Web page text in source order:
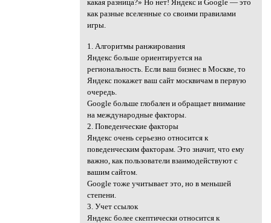
какая разница?» Но нет! Яндекс и Google — это
как разные вселенные со своими правилами
игры.
1. Алгоритмы ранжирования
Яндекс больше ориентируется на
региональность. Если ваш бизнес в Москве, то
Яндекс покажет ваш сайт москвичам в первую
очередь.
Google больше глобален и обращает внимание
на международные факторы.
2. Поведенческие факторы
Яндекс очень серьезно относится к
поведенческим факторам. Это значит, что ему
важно, как пользователи взаимодействуют с
вашим сайтом.
Google тоже учитывает это, но в меньшей
степени.
3. Учет ссылок
Яндекс более скептически относится к